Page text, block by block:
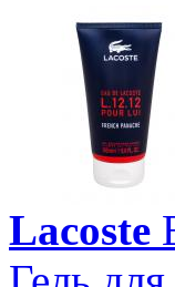
Lacoste